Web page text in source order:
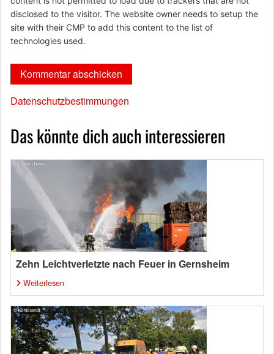
disclosed to the visitor. The website owner needs to setup the
site with their CMP to add this content to the list of
technologies used.
Datenschutzbestimmungen
Das könnte dich auch interessieren
Zehn Leichtverletzte nach Feuer in Gernsheim
Weiterlesen